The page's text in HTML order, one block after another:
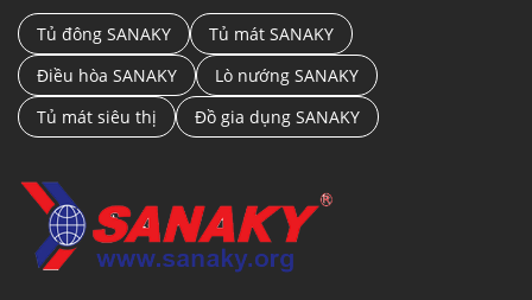
tính thẩm mỹ cánh tủ. Giúp tối ưu cho mục đích
trưng bày sản phẩm.
Tủ đông SANAKY
Tủ mát SANAKY
Điều hòa SANAKY
Lò nướng SANAKY
Tủ mát siêu thị
Đồ gia dụng SANAKY